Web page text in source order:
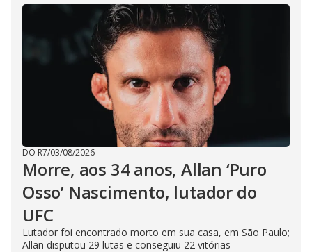
DO R7/03/08/2026
Morre, aos 34 anos, Allan ‘Puro
Osso’ Nascimento, lutador do
UFC
Lutador foi encontrado morto em sua casa, em São Paulo;
Allan disputou 29 lutas e conseguiu 22 vitórias